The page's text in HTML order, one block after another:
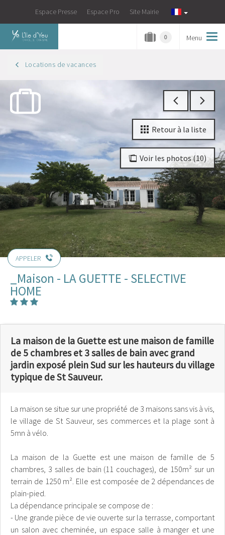
Espace Presse Espace Pro Site Mairie
Menu
0
Locations de vacances
Voir les photos (10)
Retour à la liste
APPELER
_Maison - LA GUETTE - SELECTIVE
HOME
La maison de la Guette est une maison de famille
de 5 chambres et 3 salles de bain avec grand
jardin exposé plein Sud sur les hauteurs du village
typique de St Sauveur.
La maison se situe sur une propriété de 3 maisons sans vis à vis,
le village de St Sauveur, ses commerces et la plage sont à
5mn à vélo.
La maison de la Guette est une maison de famille de 5
chambres, 3 salles de bain (11 couchages), de 150m² sur un
terrain de 1250 m². Elle est composée de 2 dépendances de
plain-pied.
La dépendance principale se compose de :
- Une grande pièce de vie ouverte sur la terrasse, comportant
un salon avec cheminée, un espace salle à manger et une